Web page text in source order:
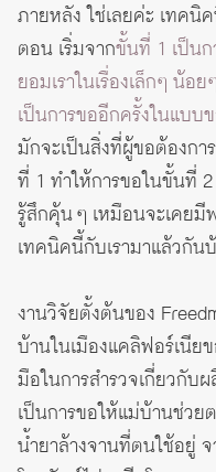
ภายหลัง ใช่เลยค่ะ เทค
ตอน เริ่มจากขั้นที่ 1 เป็นก
ยอมเราในเรื่องเล็กๆ น้อ
เป็นการขออีกครั้งในแบบ
มักจะเป็นสิ่งที่ผู้ขอต้องกา
ที่ 1 ทำให้การขอในขั้นที่
รู้สึกคุ้น ๆ เหมือนจะเคย
เทคนิคนี้กับเรามาแล้วกัน
งานวิจัยตั้งต้นของ
บ้านในเมืองแคลิฟอร์เนีย
มือในการสำรวจเกี่ยวกับ
เป็นการขอให้แม่บ้านช่ว
น้ำยาล้างจานที่ตนใช้อยู่